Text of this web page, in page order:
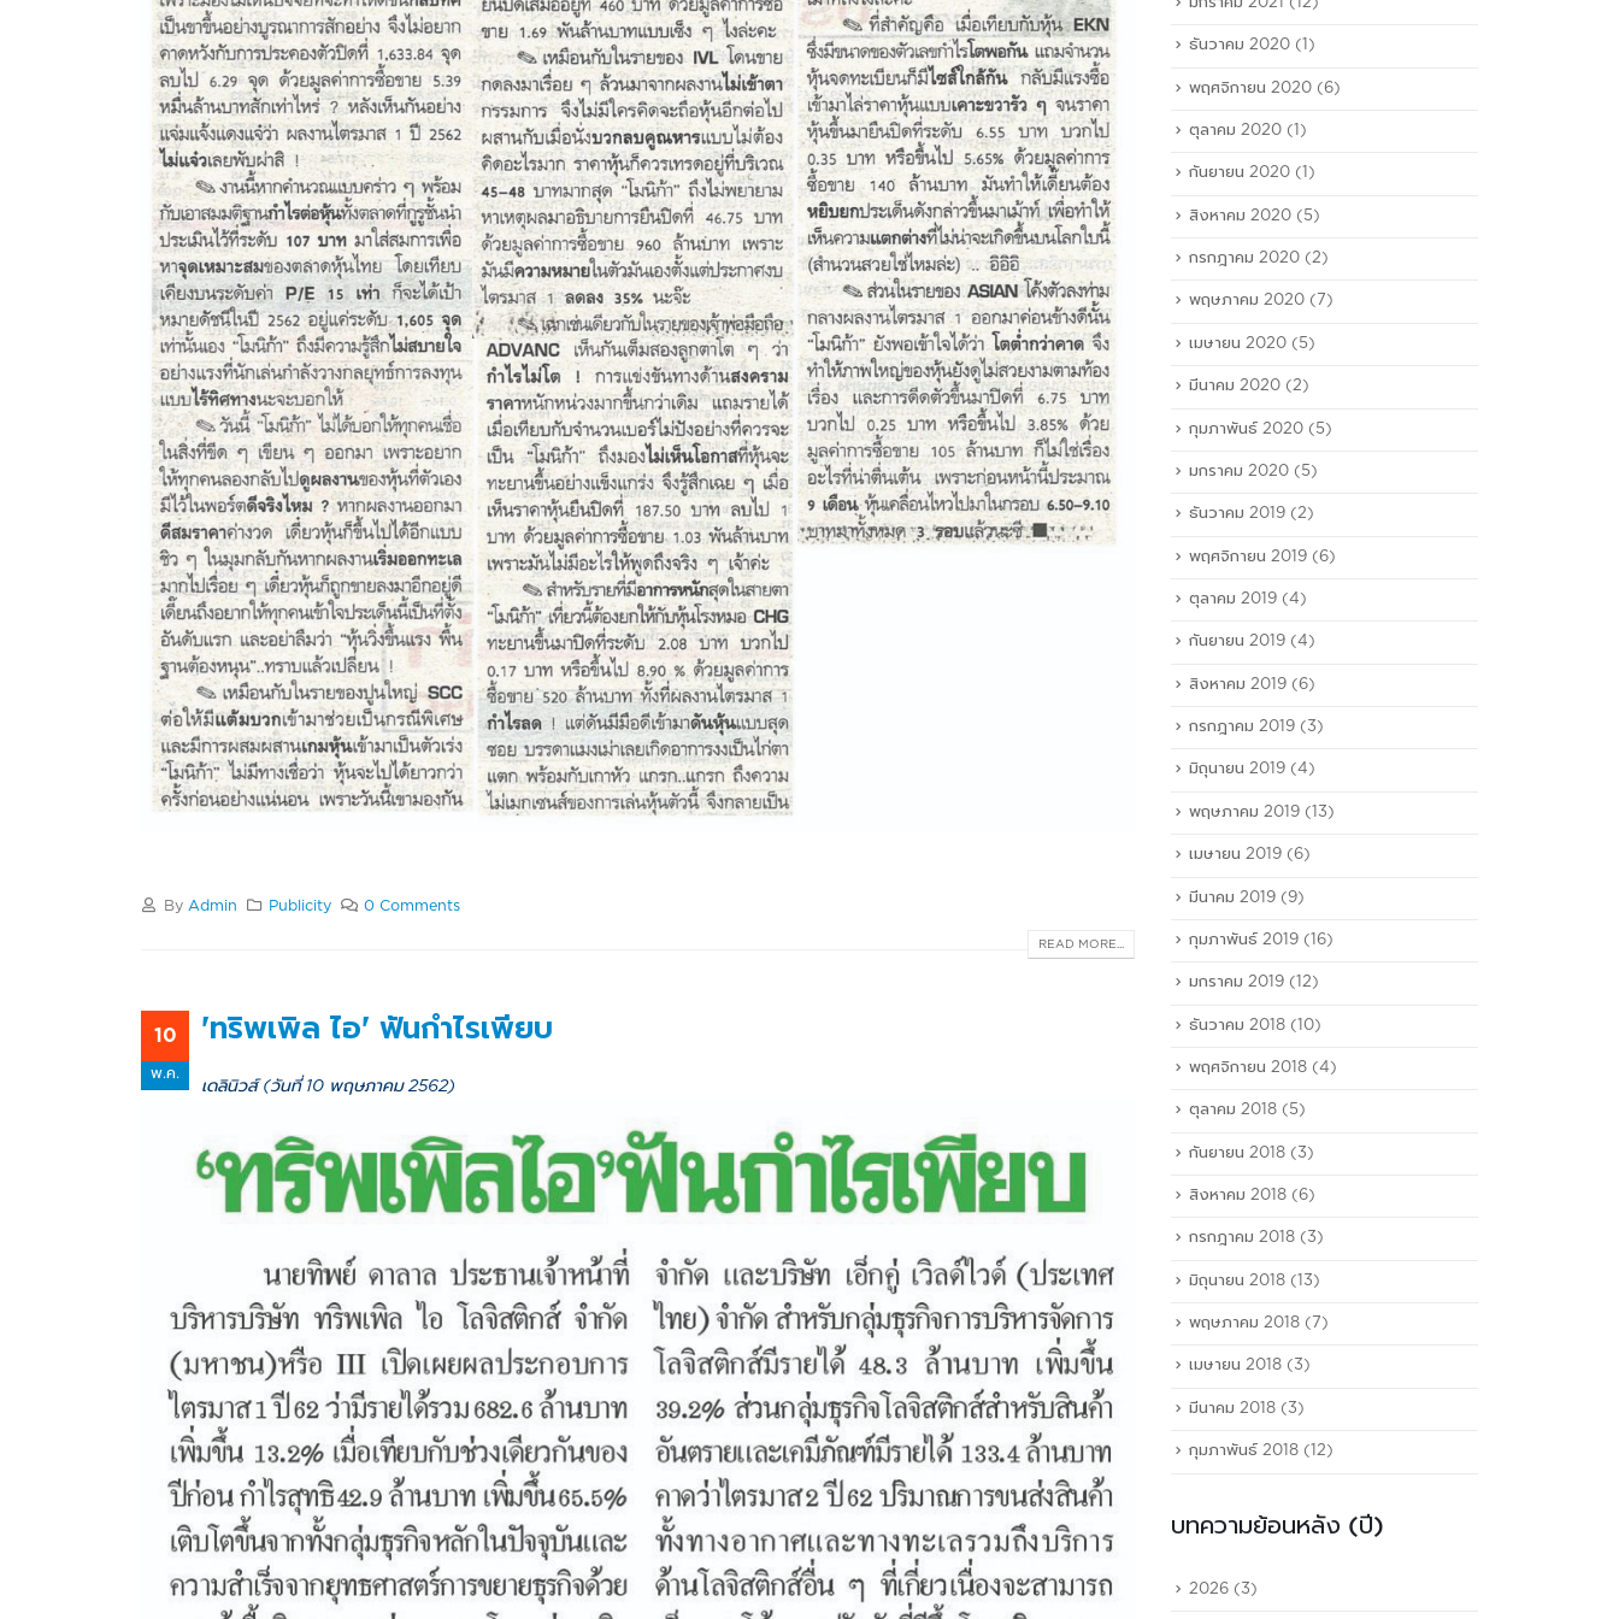
By Admin Publicity 0 Comments
READ MORE...
10
พ.ค.
'ทริพเพิล ไอ' ฟันกำไรเพียบ
เดลินิวส์ (วันที่ 10 พฤษภาคม 2562)
มกราคม 2021 (12)
ธันวาคม 2020 (1)
พฤศจิกายน 2020 (6)
ตุลาคม 2020 (1)
กันยายน 2020 (1)
สิงหาคม 2020 (5)
กรกฎาคม 2020 (2)
พฤษภาคม 2020 (7)
เมษายน 2020 (5)
มีนาคม 2020 (2)
กุมภาพันธ์ 2020 (5)
มกราคม 2020 (5)
ธันวาคม 2019 (2)
พฤศจิกายน 2019 (6)
ตุลาคม 2019 (4)
กันยายน 2019 (4)
สิงหาคม 2019 (6)
กรกฎาคม 2019 (3)
มิถุนายน 2019 (4)
พฤษภาคม 2019 (13)
เมษายน 2019 (6)
มีนาคม 2019 (9)
กุมภาพันธ์ 2019 (16)
มกราคม 2019 (12)
ธันวาคม 2018 (10)
พฤศจิกายน 2018 (4)
ตุลาคม 2018 (5)
กันยายน 2018 (3)
สิงหาคม 2018 (6)
กรกฎาคม 2018 (3)
มิถุนายน 2018 (13)
พฤษภาคม 2018 (7)
เมษายน 2018 (3)
มีนาคม 2018 (3)
กุมภาพันธ์ 2018 (12)
บทความย้อนหลัง (ปี)
2026 (3)